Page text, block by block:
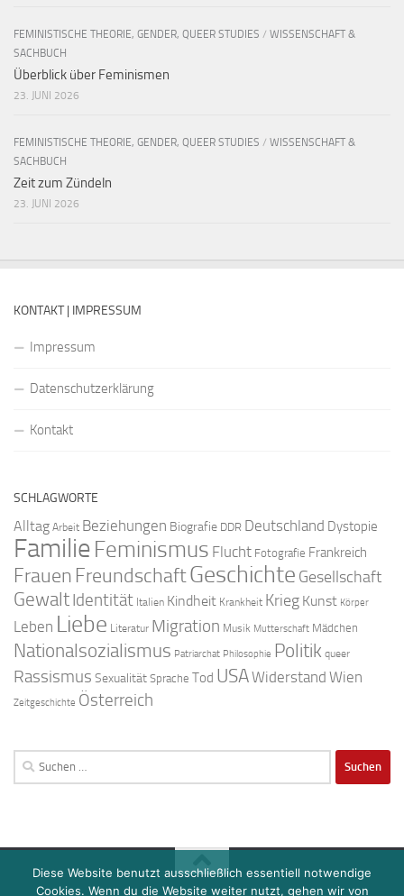
FEMINISTISCHE THEORIE, GENDER, QUEER STUDIES / WISSENSCHAFT &
SACHBUCH
Überblick über Feminismen
23. JUNI 2026
FEMINISTISCHE THEORIE, GENDER, QUEER STUDIES / WISSENSCHAFT &
SACHBUCH
Zeit zum Zündeln
23. JUNI 2026
KONTAKT | IMPRESSUM
Impressum
Datenschutzerklärung
Kontakt
SCHLAGWORTE
Alltag Arbeit Beziehungen Biografie DDR Deutschland Dystopie
FamilieFeminismus Flucht Fotografie Frankreich
Frauen FreundschaftGeschichte Gesellschaft
GewaltIdentität Italien Kindheit Krankheit Krieg Kunst Körper
Leben Liebe Literatur Migration Musik Mutterschaft Mädchen
Nationalsozialismus Patriarchat Philosophie Politik queer
Rassismus SexualitätSprache Tod USAWiderstand Wien
Zeitgeschichte Österreich
Suchen
nach:
Diese Website benutzt ausschließlich essentiell notwendige
Cookies. Wenn du die Website weiter nutzt, gehen wir von